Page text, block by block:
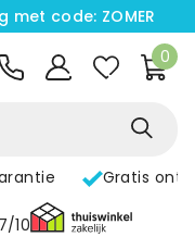
code: ZOMER
0
Gratis
10